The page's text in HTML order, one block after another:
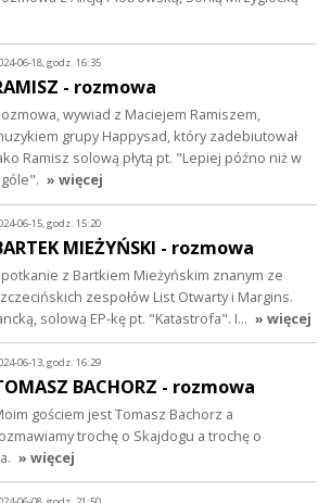
06-18, godz. 16:35
- rozmowa
wywiad z Maciejem Ramiszem,
grupy Happysad, który zadebiutował
Ramisz solową płytą pt. "Lepiej późno niż w
» więcej
06-15, godz. 15:20
MIEŻYŃSKI - rozmowa
z Bartkiem Mieżyńskim znanym ze
zespołów List Otwarty i Margins.
solową EP-kę pt. "Katastrofa". I… » więcej
06-13, godz. 16:29
BACHORZ - rozmowa
gościem jest Tomasz Bachorz a
trochę o Skajdogu a trochę o
» więcej